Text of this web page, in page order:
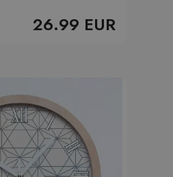
26.99 EUR